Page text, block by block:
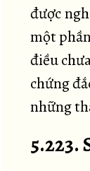
được
một
điều
chứng
những
5.223.